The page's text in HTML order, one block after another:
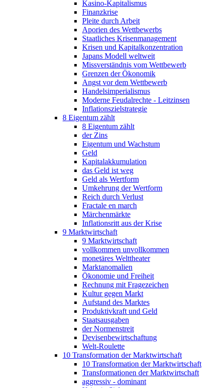
Kasino-Kapitalismus
Finanzkrise
Pleite durch Arbeit
Aporien des Wettbewerbs
Staatliches Krisenmanagement
Krisen und Kapitalkonzentration
Japans Modell weltweit
Missverständnis vom Wettbewerb
Grenzen der Ökonomik
Angst vor dem Wettbewerb
Handelsimperialismus
Moderne Feudalrechte - Leitzinsen
Inflationszielstrategie
8 Eigentum zählt
8 Eigentum zählt
der Zins
Eigentum und Wachstum
Geld
Kapitalakkumulation
das Geld ist weg
Geld als Wertform
Umkehrung der Wertform
Reich durch Verlust
Fractale en march
Märchenmärkte
Inflationsritt aus der Krise
9 Marktwirtschaft
9 Marktwirtschaft
vollkommen unvollkommen
monetäres Welttheater
Marktanomalien
Ökonomie und Freiheit
Rechnung mit Fragezeichen
Kultur gegen Markt
Aufstand des Marktes
Produktivkraft und Geld
Staatsausgaben
der Normenstreit
Devisenbewirtschaftung
Welt-Roulette
10 Transformation der Marktwirtschaft
10 Transformation der Marktwirtschaft
Transformationen der Marktwirtschaft
aggressiv - dominant